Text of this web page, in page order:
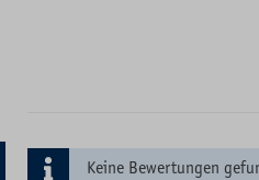
Keine Bewertungen